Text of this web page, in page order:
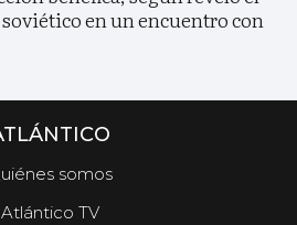
en un encuentro con
somos
Atlántico TV